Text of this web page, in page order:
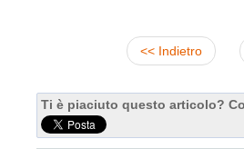
<< Indietro
Ti è piaciuto questo articolo?